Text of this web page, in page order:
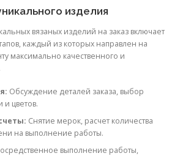
изделия
вязаных изделий на заказ включает
каждый из которых направлен на
максимально качественного и
Обсуждение деталей заказа, выбор
цветов.
Снятие мерок, расчет количества
на выполнение работы.
выполнение работы,